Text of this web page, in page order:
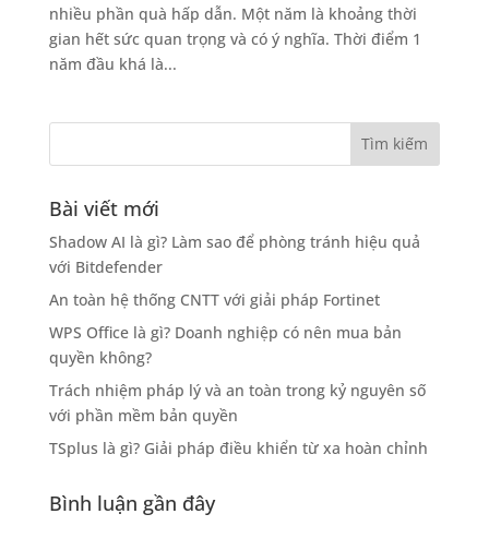
nhiều phần quà hấp dẫn. Một năm là khoảng thời
gian hết sức quan trọng và có ý nghĩa. Thời điểm 1
năm đầu khá là...
Bài viết mới
Shadow AI là gì? Làm sao để phòng tránh hiệu quả
với Bitdefender
An toàn hệ thống CNTT với giải pháp Fortinet
WPS Office là gì? Doanh nghiệp có nên mua bản
quyền không?
Trách nhiệm pháp lý và an toàn trong kỷ nguyên số
với phần mềm bản quyền
TSplus là gì? Giải pháp điều khiển từ xa hoàn chỉnh
Bình luận gần đây